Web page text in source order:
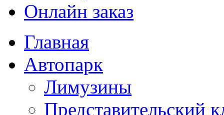
Онлайн заказ
Главная
Автопарк
Лимузины
Представительский